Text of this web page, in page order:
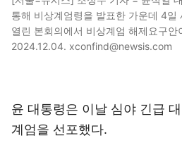
통해 비상계엄령을 발표한 가운데 4일
열린 본회의에서 비상계엄 해제요구안
2024.12.04. xconfind@newsis.com
윤 대통령은 이날 심야 긴급
계엄을 선포했다.